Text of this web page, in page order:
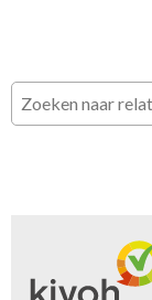
Textiel